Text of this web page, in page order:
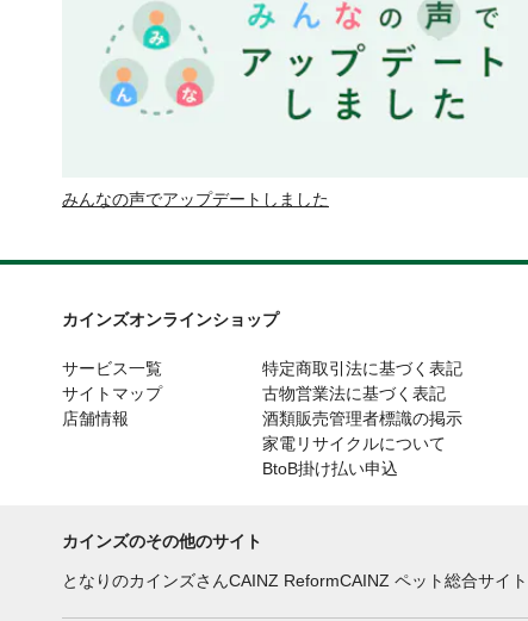
みんなの声でアップデートしました
カインズオンラインショップ
サービス一覧
サイトマップ
店舗情報
特定商取引法に基づく表記
古物営業法に基づく表記
酒類販売管理者標識の掲示
家電リサイクルについて
BtoB掛け払い申込
カインズのその他のサイト
となりのカインズさんCAINZ ReformCAINZ ペット総合サイト